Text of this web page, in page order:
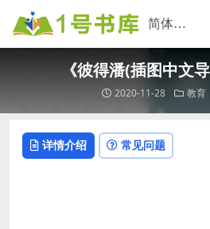
《彼得潘(插图中文
2020-11-28 教育
详情介绍 常见问题